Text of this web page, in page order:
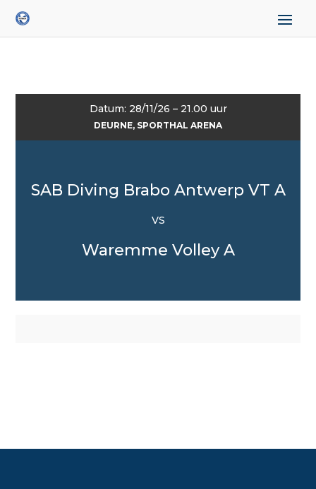
Datum: 28/11/26 – 21.00 uur
DEURNE, SPORTHAL ARENA
SAB Diving Brabo Antwerp VT A
VS
Waremme Volley A